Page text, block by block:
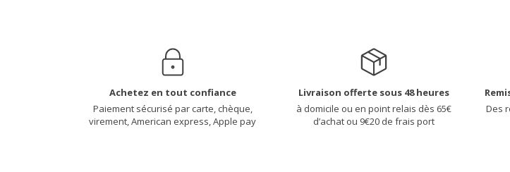
Achetez en tout confiance
Paiement sécurisé par carte, chèque,
virement, American express, Apple pay
Livraison offerte sous 48 heures
à domicile ou en point relais dès 65€
d’achat ou 9€20 de frais port
Des